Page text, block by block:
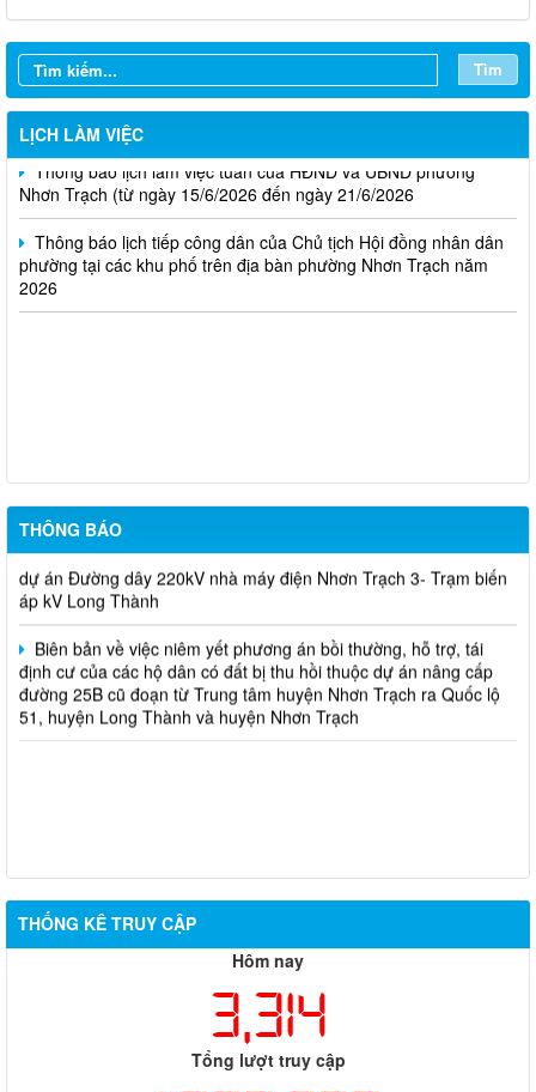
Tìm
LỊCH LÀM VIỆC
Thông báo lịch làm việc tuần của HĐND và UBND Phường
Nhơn Trạch ( từ ngày 20/7/2026 đến ngày 25/7/2026)
Thông báo lịch làm việc tuần của HĐND và UBND phường
Nhơn Trạch ( Từ ngày 29/6/2026 đến ngày 4/7/2026)
Thông báo lịch làm việc tuần của HĐND và UBND phường
Nhơn Trạch (từ ngày 15/6/2026 đến ngày 21/6/2026
Thông báo lịch tiếp công dân của Chủ tịch Hội đồng nhân dân
phường tại các khu phố trên địa bàn phường Nhơn Trạch năm
2026
THÔNG BÁO
Niêm yết phương án bồi thường, hỗ trợ, tái định cư
Niêm yết phương án bồi thường, hỗ trợ, trái định cư của các hộ
dân có đất bị thu hồi và ảnh hưởng hành lang đường điện thuộc
dự án Đường dây 220kV nhà máy điện Nhơn Trạch 3- Trạm biến
áp kV Long Thành
Biên bản về việc niêm yết phương án bồi thường, hỗ trợ, tái
định cư của các hộ dân có đất bị thu hồi thuộc dự án nâng cấp
đường 25B cũ đoạn từ Trung tâm huyện Nhơn Trạch ra Quốc lộ
51, huyện Long Thành và huyện Nhơn Trạch
THỐNG KÊ TRUY CẬP
Hôm nay
3,314
Tổng lượt truy cập